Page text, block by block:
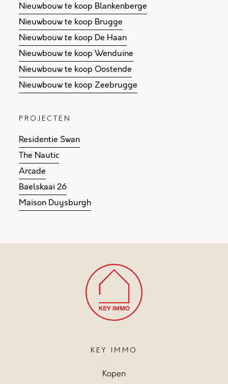
Nieuwbouw te koop Blankenberge
Nieuwbouw te koop Brugge
Nieuwbouw te koop De Haan
Nieuwbouw te koop Wenduine
Nieuwbouw te koop Oostende
Nieuwbouw te koop Zeebrugge
PROJECTEN
Residentie Swan
The Nautic
Arcade
Baelskaai 26
Maison Duysburgh
KEY IMMO
Kopen